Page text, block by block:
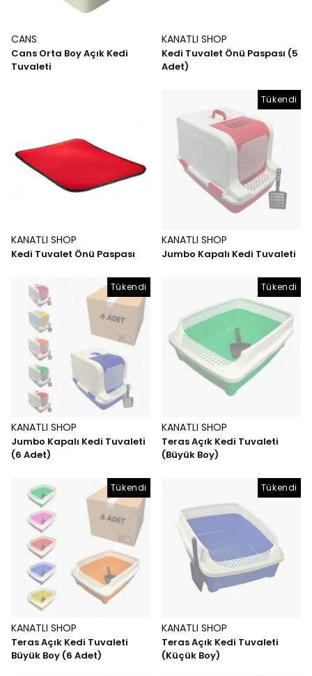
CANS
Cans Orta Boy Açık Kedi
Tuvaleti
KANATLI SHOP
Kedi Tuvalet Önü Paspası (5
Adet)
KANATLI SHOP
Kedi Tuvalet Önü Paspası
Tükendi
KANATLI SHOP
Jumbo Kapalı Kedi Tuvaleti
Tükendi
KANATLI SHOP
Jumbo Kapalı Kedi Tuvaleti
(6 Adet)
Tükendi
KANATLI SHOP
Teras Açık Kedi Tuvaleti
(Büyük Boy)
Tükendi
KANATLI SHOP
Teras Açık Kedi Tuvaleti
Büyük Boy (6 Adet)
Tükendi
KANATLI SHOP
Teras Açık Kedi Tuvaleti
(Küçük Boy)